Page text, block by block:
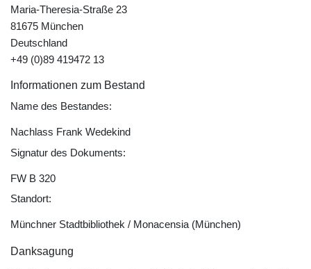
Maria-Theresia-Straße 23
81675 München
Deutschland
+49 (0)89 419472 13
Informationen zum Bestand
Name des Bestandes:
Nachlass Frank Wedekind
Signatur des Dokuments:
FW B 320
Standort:
Münchner Stadtbibliothek / Monacensia (München)
Danksagung